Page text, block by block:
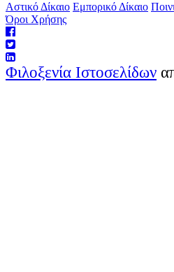
Αστικό Δίκαιο Εμπορικό Δίκαιο
Όροι Χρήσης
Φιλοξενία Ιστοσελίδων